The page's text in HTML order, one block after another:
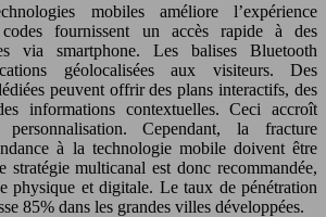
mobiles améliore l’expérience
fournissent un accès rapide à des
via smartphone. Les balises Bluetooth
géolocalisées aux visiteurs. Des
peuvent offrir des plans interactifs, des
informations contextuelles. Ceci accroît
Cependant, la fracture
à la technologie mobile doivent être
stratégie multicanal est donc recommandée,
physique et digitale. Le taux de pénétration
85% dans les grandes villes développées.